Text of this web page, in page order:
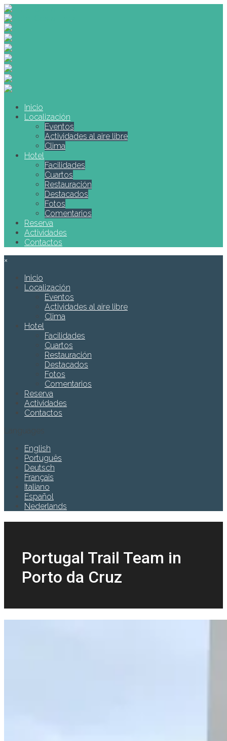
Inicio
Localización
Eventos
Actividades al aire libre
Clima
Hotel
Facilidades
Cuartos
Restauración
Destacados
Fotos
Comentarios
Reserva
Actividades
Contactos
×
Inicio
Localización
Eventos
Actividades al aire libre
Clima
Hotel
Facilidades
Cuartos
Restauración
Destacados
Fotos
Comentarios
Reserva
Actividades
Contactos
English
Português
Deutsch
Français
Italiano
Español
Nederlands
Portugal Trail Team in
Porto da Cruz